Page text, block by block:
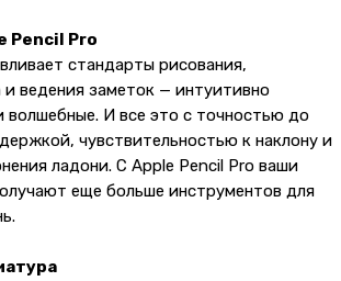
Pencil Pro
стандарты рисования,
и ведения заметок — интуитивно
волшебные. И все это с точностью до
чувствительностью к наклону и
ладони. С Apple Pencil Pro ваши
еще больше инструментов для